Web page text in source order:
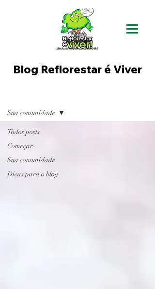
Blog Reflorestar é Viver
Todos posts
Começar
Sua comunidade
Dicas para o blog
Sua comunidade